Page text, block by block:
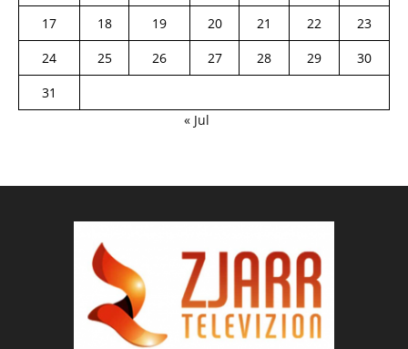
17
18 19 20 21 22
23
24
25 26 27 28 29
30
31
« Jul